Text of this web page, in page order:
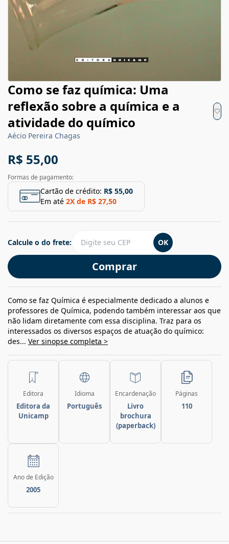
Como se faz química: Uma
reflexão sobre a química e a
atividade do químico
Aécio Pereira Chagas
R$ 55,00
Formas de pagamento:
Cartão de crédito: R$ 55,00
Em até 2X de R$ 27,50
Comprar
Calcule o do frete: OK
Como se faz Química é especialmente dedicado a alunos e
professores de Química, podendo também interessar aos que
não lidam diretamente com essa disciplina. Traz para os
interessados os diversos espaços de atuação do químico:
des... Ver sinopse completa >
Editora
Editora da
Unicamp
Idioma
Português
Encardenação
Livro
brochura
(paperback)
Páginas
110
Ano de Edição
2005